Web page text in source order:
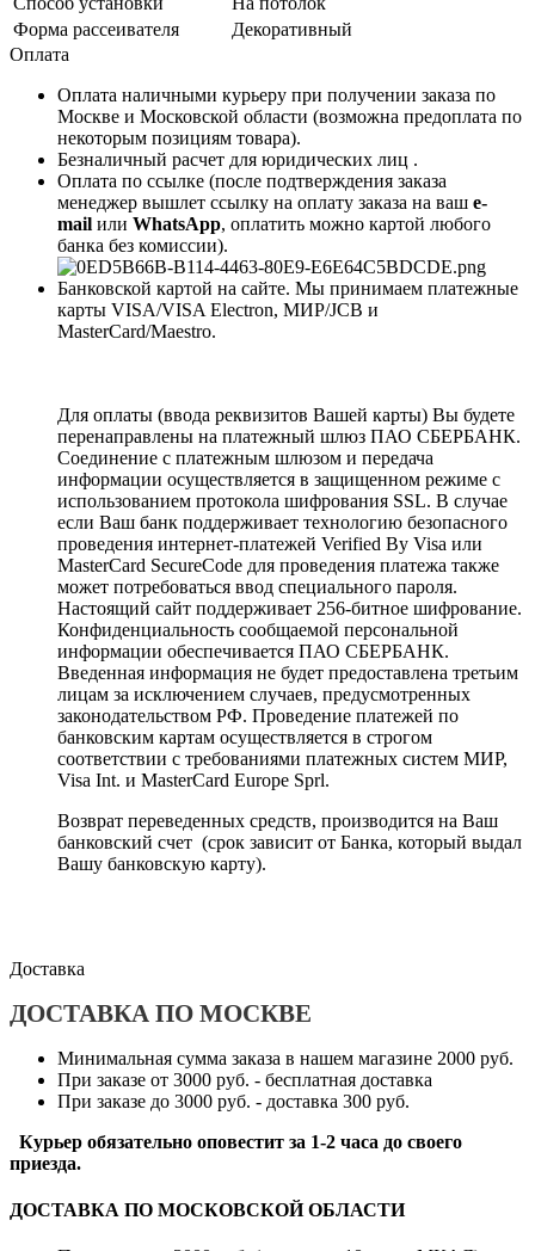
Форма рассеивателя
Декоративный
Оплата
Оплата наличными курьеру при получении заказа по
Москве и Московской области (возможна предоплата по
некоторым позициям товара).
Безналичный расчет для юридических лиц .
Оплата по ссылке (после подтверждения заказа
менеджер вышлет ссылку на оплату заказа на ваш e-
mail или WhatsApp, оплатить можно картой любого
банка без комиссии).
Банковской картой на сайте. Мы принимаем платежные
карты VISA/VISA Electron, МИР/JCB и
MasterCard/Maestro.
Для оплаты (ввода реквизитов Вашей карты) Вы будете
перенаправлены на платежный шлюз ПАО СБЕРБАНК.
Соединение с платежным шлюзом и передача
информации осуществляется в защищенном режиме с
использованием протокола шифрования SSL. В случае
если Ваш банк поддерживает технологию безопасного
проведения интернет-платежей Verified By Visa или
MasterCard SecureCode для проведения платежа также
может потребоваться ввод специального пароля.
Настоящий сайт поддерживает 256-битное шифрование.
Конфиденциальность сообщаемой персональной
информации обеспечивается ПАО СБЕРБАНК.
Введенная информация не будет предоставлена третьим
лицам за исключением случаев, предусмотренных
законодательством РФ. Проведение платежей по
банковским картам осуществляется в строгом
соответствии с требованиями платежных систем МИР,
Visa Int. и MasterCard Europe Sprl.
Возврат переведенных средств, производится на Ваш
банковский счет (срок зависит от Банка, который выдал
Вашу банковскую карту).
Доставка
ДОСТАВКА ПО МОСКВЕ
Минимальная сумма заказа в нашем магазине 2000 руб.
При заказе от 3000 руб. - бесплатная доставка
При заказе до 3000 руб. - доставка 300 руб.
Курьер обязательно оповестит за 1-2 часа до своего
приезда.
ДОСТАВКА ПО МОСКОВСКОЙ ОБЛАСТИ